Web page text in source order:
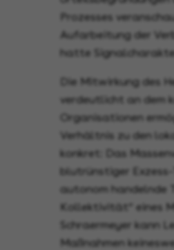
Prozesses
Aufarbeitung der
hatte
Die Mitwirkung des
verdeutlicht an dem
Organisationen
Verhältnis zu den
konkret: Das
blutrünstiger
autonom handelnde
Kollektivität“ eines
Schraermeyer kann
Maßnahmen